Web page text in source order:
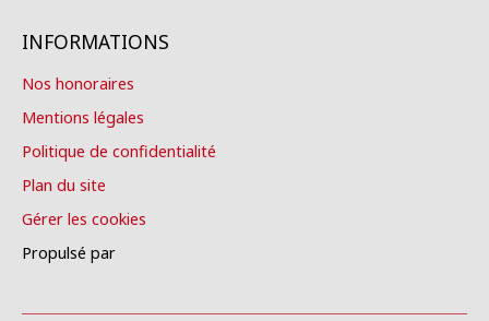
INFORMATIONS
Nos honoraires
Mentions légales
Politique de confidentialité
Plan du site
Gérer les cookies
Propulsé par